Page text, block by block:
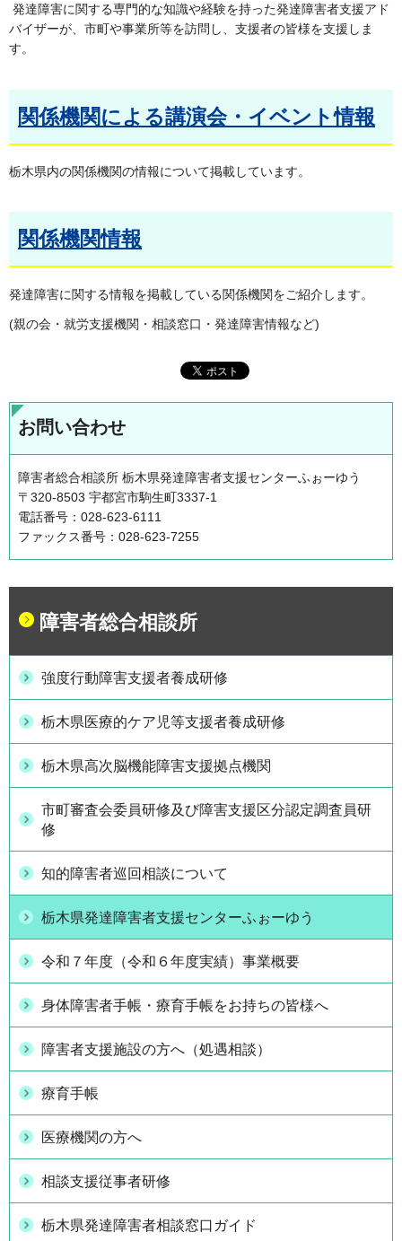
発達障害に関する専門的な知識や経験を持った発達障害者支援アド
バイザーが、市町や事業所等を訪問し、支援者の皆様を支援しま
す。
関係機関による講演会・イベント情報
栃木県内の関係機関の情報について掲載しています。
関係機関情報
発達障害に関する情報を掲載している関係機関をご紹介します。
(親の会・就労支援機関・相談窓口・発達障害情報など)
お問い合わせ
障害者総合相談所 栃木県発達障害者支援センターふぉーゆう
〒320-8503 宇都宮市駒生町3337-1
電話番号：028-623-6111
ファックス番号：028-623-7255
障害者総合相談所
強度行動障害支援者養成研修
栃木県医療的ケア児等支援者養成研修
栃木県高次脳機能障害支援拠点機関
市町審査会委員研修及び障害支援区分認定調査員研
修
知的障害者巡回相談について
栃木県発達障害者支援センターふぉーゆう
令和７年度（令和６年度実績）事業概要
身体障害者手帳・療育手帳をお持ちの皆様へ
障害者支援施設の方へ（処遇相談）
療育手帳
医療機関の方へ
相談支援従事者研修
栃木県発達障害者相談窓口ガイド